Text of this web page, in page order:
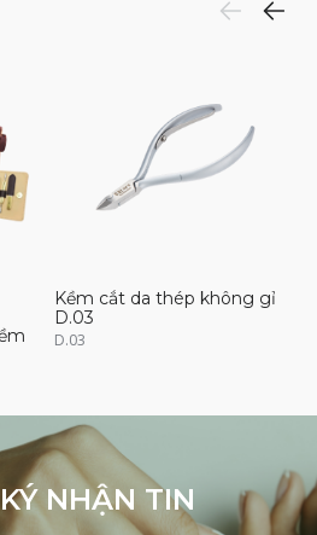
Kềm cắt da thép không gỉ
D.03
D.03
NHẬN TIN